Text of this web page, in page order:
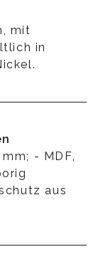
mit
in
- MDF,
aus